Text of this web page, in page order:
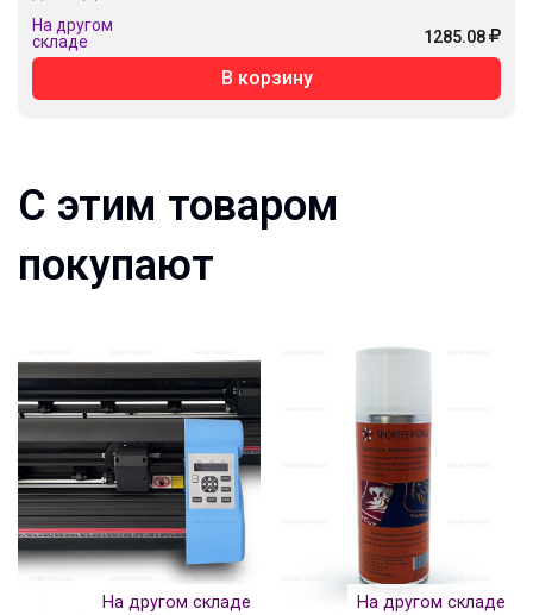
На другом
складе
1285.08
В корзину
С этим товаром
покупают
На другом складе На другом складе